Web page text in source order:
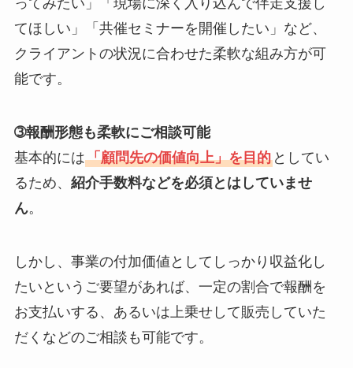
ってみたい」「現場に深く入り込んで伴走支援し
てほしい」「共催セミナーを開催したい」など、
クライアントの状況に合わせた柔軟な組み方が可
能です。
➂報酬形態も柔軟にご相談可能
基本的には「顧問先の価値向上」を目的としてい
るため、 紹介手数料などを必須とはしていませ
ん。
しかし、事業の付加価値としてしっかり収益化し
たいというご要望があれば、一定の割合で報酬を
お支払いする、あるいは上乗せして販売していた
だくなどのご相談も可能です。